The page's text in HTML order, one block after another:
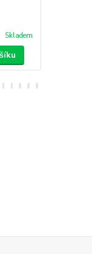
Skladem